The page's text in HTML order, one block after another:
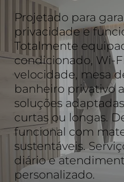
Projetado para
privacidade e
Totalmente
condicionado, Wi-
velocidade, mesa
banheiro privativo
soluções
curtas ou longas.
funcional com
sustentáveis.
diário e
personalizado.